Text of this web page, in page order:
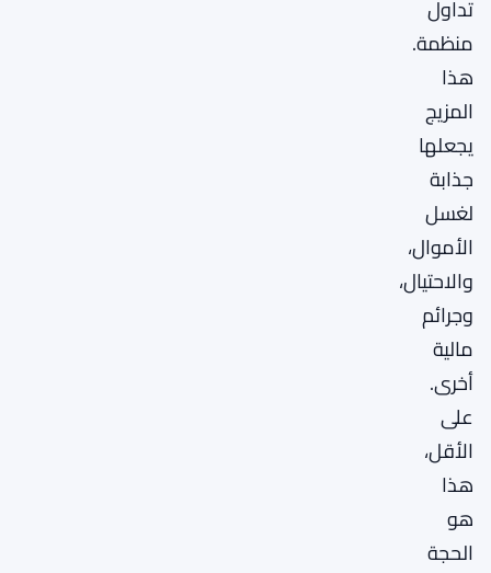
تداول
منظمة.
هذا
المزيج
يجعلها
جذابة
لغسل
الأموال،
والاحتيال،
وجرائم
مالية
أخرى.
على
الأقل،
هذا
هو
الحجة